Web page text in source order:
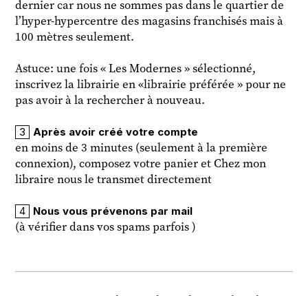
dernier car nous ne sommes pas dans le quartier de
l’hyper-hypercentre des magasins franchisés mais à
100 mètres seulement.
Astuce: une fois « Les Modernes » sélectionné,
inscrivez la librairie en «librairie préférée » pour ne
pas avoir à la rechercher à nouveau.
Après avoir créé votre compte
en moins de 3 minutes (seulement à la première
connexion), composez votre panier et Chez mon
libraire nous le transmet directement
Nous vous prévenons par mail
(à vérifier dans vos spams parfois )